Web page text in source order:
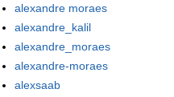
alexandre moraes
alexandre_kalil
alexandre_moraes
alexandre-moraes
alexsaab